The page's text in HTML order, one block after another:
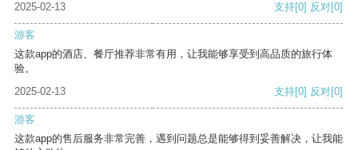
2025-02-13
支持[0] 反对[0]
游客
这款app的酒店、餐厅推荐非常有用，让我能够享受到高品质的旅行体
验。
2025-02-13
支持[0] 反对[0]
游客
这款app的售后服务非常完善，遇到问题总是能够得到妥善解决，让我能